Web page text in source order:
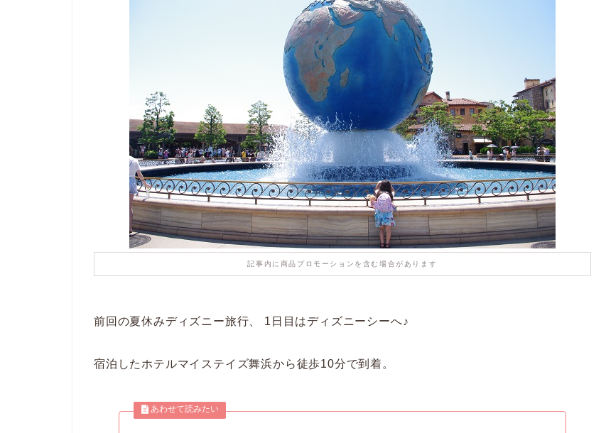
記事内に商品プロモーションを含む場合があります
前回の夏休みディズニー旅行、 1日目はディズニーシーへ♪
宿泊したホテルマイステイズ舞浜から徒歩10分で到着。